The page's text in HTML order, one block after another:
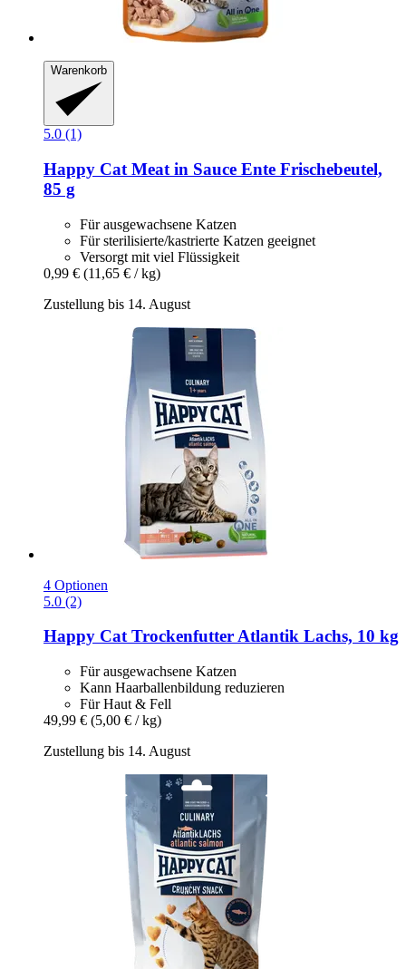
Warenkorb
5.0 (1)
Happy Cat Meat in Sauce Ente Frischebeutel,
85 g
Für ausgewachsene Katzen
Für sterilisierte/kastrierte Katzen geeignet
Versorgt mit viel Flüssigkeit
0,99 € (11,65 € / kg)
Zustellung bis 14. August
4 Optionen
5.0 (2)
Happy CatTrockenfutter Atlantik Lachs, 10 kg
Für ausgewachsene Katzen
Kann Haarballenbildung reduzieren
Für Haut & Fell
49,99 € (5,00 € / kg)
Zustellung bis 14. August